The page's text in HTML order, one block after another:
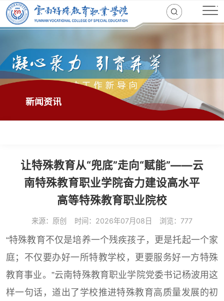
新闻资讯
让特殊教育从“兜底”走向“赋能”——云
南特殊教育职业学院奋力建设高水平
高等特殊教育职业院校
来源：原创 时间：2026年07月08日 浏览：777
“特殊教育不仅是培养一个残疾孩子，更是托起一个家
庭；不仅要办好一所特教学校，更要服务好一方特殊
教育事业。”云南特殊教育职业学院党委书记杨波用这
样一句话，道出了学校推进特殊教育高质量发展的初